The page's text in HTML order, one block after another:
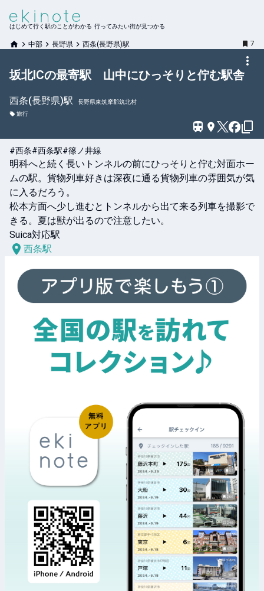
はじめて行く駅のことがわかる 行ってみたい街が見つかる
中部 長野県 西条(長野県)駅 7
坂北ICの最寄駅 山中にひっそりと佇む駅舎
西条(長野県)駅
長野県東筑摩郡筑北村
旅行
#西条#西条駅#篠ノ井線
明科へと続く長いトンネルの前にひっそりと佇む対面ホー
ムの駅。貨物列車好きは深夜に通る貨物列車の雰囲気が気
に入るだろう。
松本方面へ少し進むとトンネルから出て来る列車を撮影で
きる。夏は獣が出るので注意したい。
Suica対応駅
西条駅